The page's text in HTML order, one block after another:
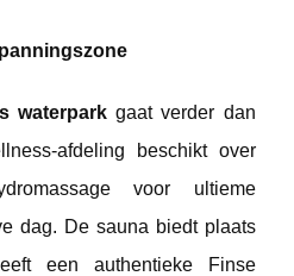
waterparkgaat verder dan
afdeling beschikt over
voor ultieme
dag. De sauna biedt plaats
een authentieke Finse